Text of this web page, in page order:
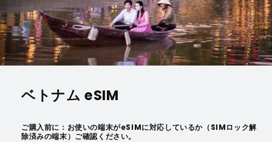
ベトナム eSIM
ご購入前に：お使いの端末がeSIMに対応しているか（SIMロック解
除済みの端末）ご確認ください。